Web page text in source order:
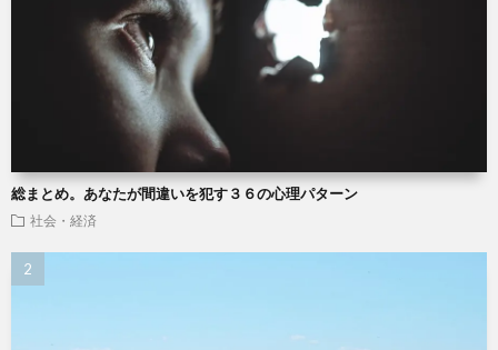
総まとめ。あなたが間違いを犯す３６の心理パターン
社会・経済